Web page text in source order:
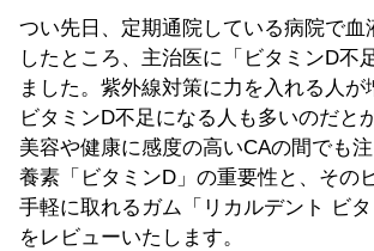
つい先日、定期通院している病院で血
したところ、主治医に「ビタミンD不
ました。紫外線対策に力を入れる人が
ビタミンD不足になる人も多いのだと
美容や健康に感度の高いCAの間でも
養素「ビタミンD」の重要性と、その
手軽に取れるガム「リカルデント ビタ
をレビューいたします。